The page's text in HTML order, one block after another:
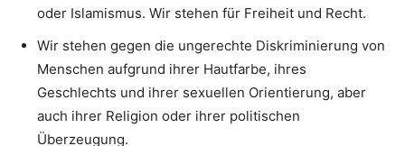
oder Islamismus. Wir stehen für Freiheit und Recht.
Wir stehen gegen die ungerechte Diskriminierung von
Menschen aufgrund ihrer Hautfarbe, ihres
Geschlechts und ihrer sexuellen Orientierung, aber
auch ihrer Religion oder ihrer politischen
Überzeugung.